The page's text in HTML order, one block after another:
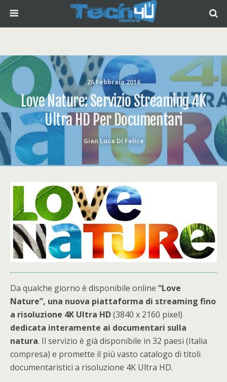
26 Febbraio 2016
Love Nature: Servizio Streaming 4K
Ultra HD Per Documentari
Gian Luca Di Felice
Da qualche giorno è disponibile online “Love
Nature”, una nuova piattaforma di streaming fino
a risoluzione 4K Ultra HD(3840 x 2160 pixel)
dedicata interamente ai documentari sulla
natura. Il servizio è già disponibile in 32 paesi (Italia
compresa) e promette il più vasto catalogo di titoli
documentaristici a risoluzione 4K Ultra HD.